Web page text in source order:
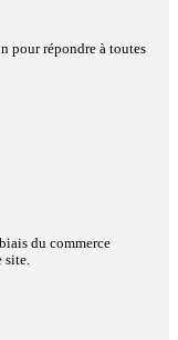
pour répondre à toutes
du commerce
site.